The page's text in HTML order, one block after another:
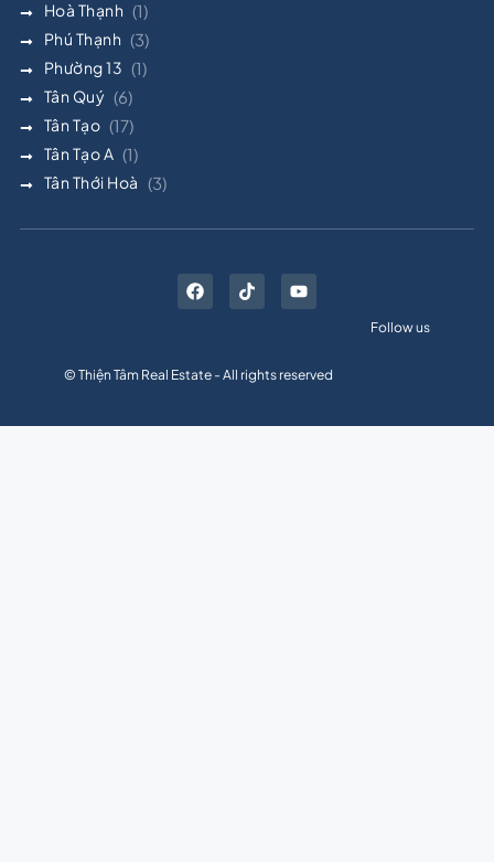
Hoà Thạnh (1)
Phú Thạnh (3)
Phường 13 (1)
Tân Quý (6)
Tân Tạo (17)
Tân Tạo A (1)
Tân Thới Hoà (3)
© Thiện Tâm Real Estate - All rights reserved
Follow us